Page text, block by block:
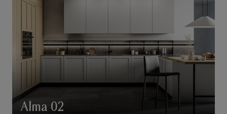
Alma 02